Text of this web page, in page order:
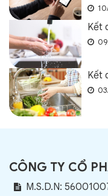
Kết
Kết
CÔNG TY CỔ
M.S.D.N: